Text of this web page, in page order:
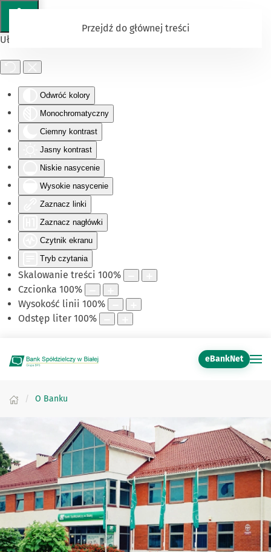
Ułatwienia dostępu
Odwróć kolory
Monochromatyczny
Ciemny kontrast
Jasny kontrast
Niskie nasycenie
Wysokie nasycenie
Zaznacz linki
Zaznacz nagłówki
Czytnik ekranu
Tryb czytania
Skalowanie treści 100%
Czcionka 100%
Wysokość linii 100%
Odstęp liter 100%
Przejdź do głównej treści
eBankNet
O Banku